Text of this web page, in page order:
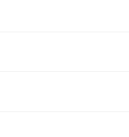
无法登陆？
站？
方？